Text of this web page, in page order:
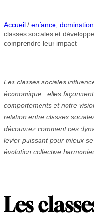
Accueil / enfance,
classes sociales et
comprendre leur impact
Les classes sociales
économique : elles
comportements et notre
relation entre classes
découvrez comment ces
levier puissant pour mieux
évolution collective
Les